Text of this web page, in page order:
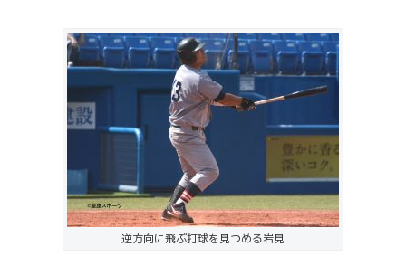
逆方向に飛ぶ打球を見つめる岩見